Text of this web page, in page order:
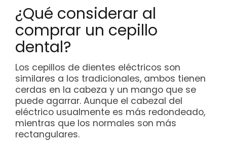
¿Qué considerar al
comprar un cepillo
dental?
Los cepillos de dientes eléctricos son
similares a los tradicionales, ambos tienen
cerdas en la cabeza y un mango que se
puede agarrar. Aunque el cabezal del
eléctrico usualmente es más redondeado,
mientras que los normales son más
rectangulares.